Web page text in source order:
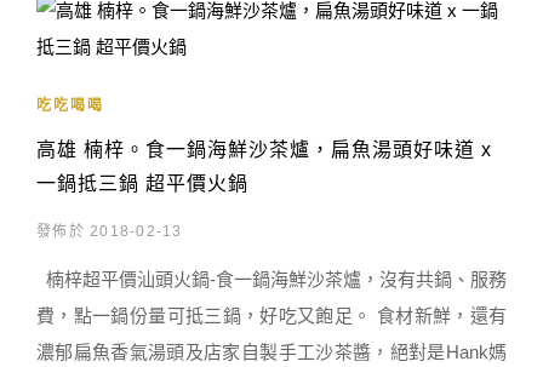
吃吃喝喝
高雄 楠梓。食一鍋海鮮沙茶爐，扁魚湯頭好味道 x
一鍋抵三鍋 超平價火鍋
發佈於 2018-02-13
楠梓超平價汕頭火鍋-食一鍋海鮮沙茶爐，沒有共鍋、服務
費，點一鍋份量可抵三鍋，好吃又飽足。 食材新鮮，還有
濃郁扁魚香氣湯頭及店家自製手工沙茶醬，絕對是Hank媽